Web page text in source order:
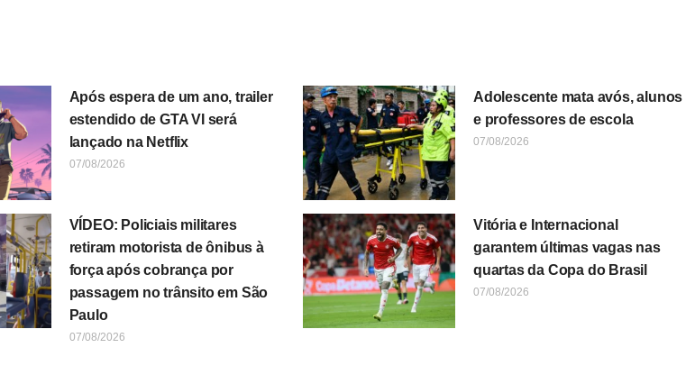
Após espera de um ano, trailer
estendido de GTA VI será
lançado na Netflix
07/08/2026
Adolescente mata avós, alunos
e professores de escola
07/08/2026
VÍDEO: Policiais militares
retiram motorista de ônibus à
força após cobrança por
passagem no trânsito em São
Paulo
07/08/2026
Vitória e Internacional
garantem últimas vagas nas
quartas da Copa do Brasil
07/08/2026